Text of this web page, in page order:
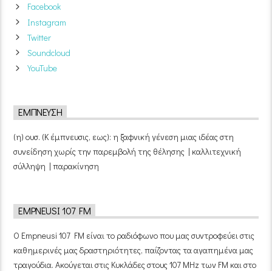
Facebook
Instagram
Twitter
Soundcloud
YouTube
ΈΜΠΝΕΥΣΗ
(η) ουσ. (Κ έμπνευσις, εως): η ξαφνική γένεση μιας ιδέας στη
συνείδηση χωρίς την παρεμβολή της θέλησης | καλλιτεχνική
σύλληψη | παρακίνηση
EMPNEUSI 107 FM
Ο Empneusi 107 FM είναι το ραδιόφωνο που μας συντροφεύει στις
καθημερινές μας δραστηριότητες, παίζοντας τα αγαπημένα μας
τραγούδια. Ακούγεται στις Κυκλάδες στους 107 MHz των FM και στο